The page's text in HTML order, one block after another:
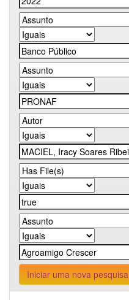
Iniciar uma nova pesquisa